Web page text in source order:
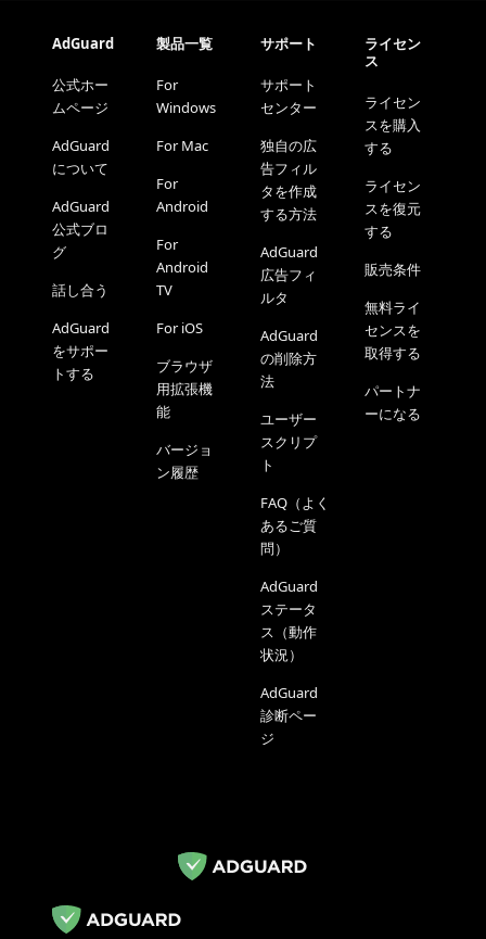
AdGuard
公式ホー
ムページ
AdGuard
について
AdGuard
公式ブロ
グ
話し合う
AdGuard
をサポー
トする
製品一覧
For
Windows
For Mac
For
Android
For
Android
TV
For iOS
ブラウザ
用拡張機
能
バージョ
ン履歴
サポート
サポート
センター
独自の広
告フィル
タを作成
する方法
AdGuard
広告フィ
ルタ
AdGuard
の削除方
法
ユーザー
スクリプ
ト
FAQ（よく
あるご質
問）
AdGuard
ステータ
ス（動作
状況）
AdGuard
診断ペー
ジ
ライセン
ス
ライセン
スを購入
する
ライセン
スを復元
する
販売条件
無料ライ
センスを
取得する
パートナ
ーになる